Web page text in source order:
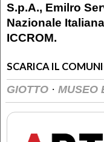
S.p.A., Emilro
Nazionale
ICCROM.
SCARICA IL
GIOTTO · MUSEO